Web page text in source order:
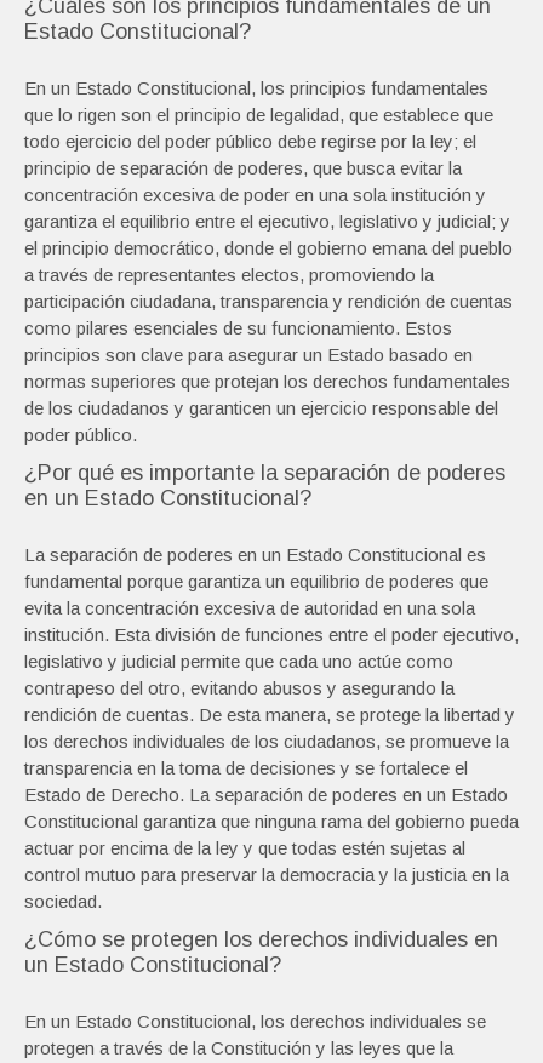
¿Cuáles son los principios fundamentales de un
Estado Constitucional?
En un Estado Constitucional, los principios fundamentales
que lo rigen son el principio de legalidad, que establece que
todo ejercicio del poder público debe regirse por la ley; el
principio de separación de poderes, que busca evitar la
concentración excesiva de poder en una sola institución y
garantiza el equilibrio entre el ejecutivo, legislativo y judicial; y
el principio democrático, donde el gobierno emana del pueblo
a través de representantes electos, promoviendo la
participación ciudadana, transparencia y rendición de cuentas
como pilares esenciales de su funcionamiento. Estos
principios son clave para asegurar un Estado basado en
normas superiores que protejan los derechos fundamentales
de los ciudadanos y garanticen un ejercicio responsable del
poder público.
¿Por qué es importante la separación de poderes
en un Estado Constitucional?
La separación de poderes en un Estado Constitucional es
fundamental porque garantiza un equilibrio de poderes que
evita la concentración excesiva de autoridad en una sola
institución. Esta división de funciones entre el poder ejecutivo,
legislativo y judicial permite que cada uno actúe como
contrapeso del otro, evitando abusos y asegurando la
rendición de cuentas. De esta manera, se protege la libertad y
los derechos individuales de los ciudadanos, se promueve la
transparencia en la toma de decisiones y se fortalece el
Estado de Derecho. La separación de poderes en un Estado
Constitucional garantiza que ninguna rama del gobierno pueda
actuar por encima de la ley y que todas estén sujetas al
control mutuo para preservar la democracia y la justicia en la
sociedad.
¿Cómo se protegen los derechos individuales en
un Estado Constitucional?
En un Estado Constitucional, los derechos individuales se
protegen a través de la Constitución y las leyes que la